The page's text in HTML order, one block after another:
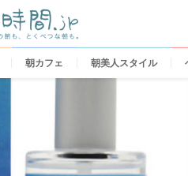
朝カフェ 朝美人スタイル